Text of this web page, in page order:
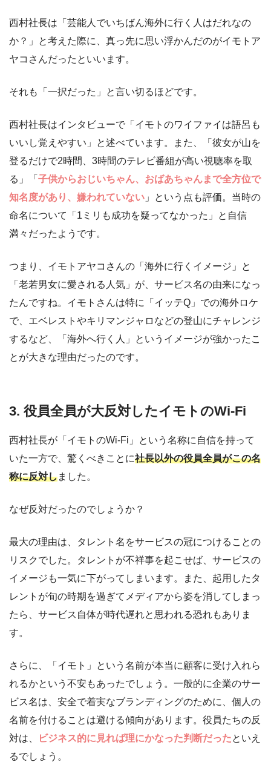
西村社長は「芸能人でいちばん海外に行く人はだれなの
か？」と考えた際に、真っ先に思い浮かんだのがイモトア
ヤコさんだったといいます。
それも「一択だった」と言い切るほどです。
西村社長はインタビューで「イモトのワイファイは語呂も
いいし覚えやすい」と述べています。また、「彼女が山を
登るだけで2時間、3時間のテレビ番組が高い視聴率を取
る」「 子供からおじいちゃん、おばあちゃんまで全方位で
知名度があり、嫌われていない 」という点も評価。当時の
命名について「1ミリも成功を疑ってなかった」と自信
満々だったようです。
つまり、イモトアヤコさんの「海外に行くイメージ」と
「老若男女に愛される人気」が、サービス名の由来になっ
たんですね。イモトさんは特に「イッテQ」での海外ロケ
で、エベレストやキリマンジャロなどの登山にチャレンジ
するなど、「海外へ行く人」というイメージが強かったこ
とが大きな理由だったのです。
3. 役員全員が大反対したイモト のWi-Fi
西村社長が「イモトのWi-Fi」という名称に自信を持って
いた一方で、驚くべきことに社長以外の役員全員がこの名
称に反対しました。
なぜ反対だったのでしょうか？
最大の理由は、タレント名をサービスの冠につけることの
リスクでした。タレントが不祥事を起こせば、サービスの
イメージも一気に下がってしまいます。また、起用したタ
レントが旬の時期を過ぎてメディアから姿を消してしまっ
たら、サービス自体が時代遅れと思われる恐れもありま
す。
さらに、「イモト」という名前が本当に顧客に受け入れら
れるかという不安もあったでしょう。一般的に企業のサー
ビス名は、安全で着実なブランディングのために、個人の
名前を付けることは避ける傾向があります。役員たちの反
対は、
ビジネス的に見れば理にかなった判断だったといえ
るでしょう。